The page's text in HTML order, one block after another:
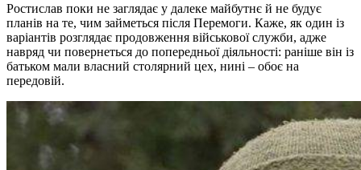
Ростислав поки не заглядає у далеке майбутнє й не будує
планів на те, чим займеться після Перемоги. Каже, як один із
варіантів розглядає продовження військової служби, адже
навряд чи повернеться до попередньої діяльності: раніше він із
батьком мали власний столярний цех, нині – обоє на
передовій.